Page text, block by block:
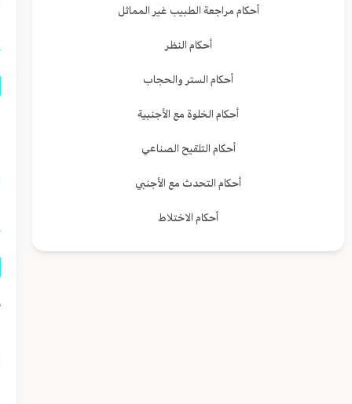
أحكام مراجعة الطبيب غير المماثل
أحكام النظر
أحكام الستر والحجاب
أحكام الخلوة مع الأجنبية
أحكام التلقيح الصناعي
أحكام التحدث مع الأجنبي
أحكام الاختلاط